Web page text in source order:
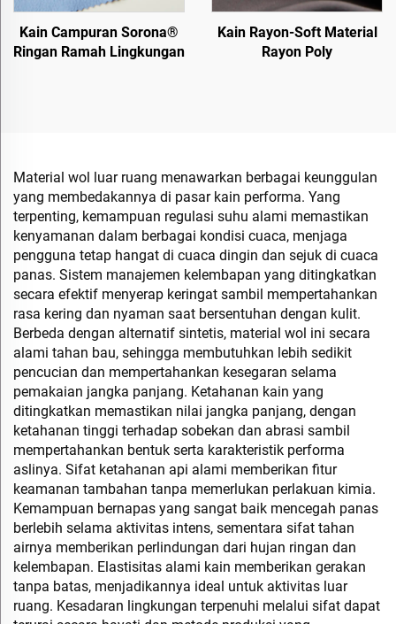
Kain Campuran Sorona®
Ringan Ramah Lingkungan
Kain Rayon-Soft Material
Rayon Poly
Material wol luar ruang menawarkan berbagai keunggulan
yang membedakannya di pasar kain performa. Yang
terpenting, kemampuan regulasi suhu alami memastikan
kenyamanan dalam berbagai kondisi cuaca, menjaga
pengguna tetap hangat di cuaca dingin dan sejuk di cuaca
panas. Sistem manajemen kelembapan yang ditingkatkan
secara efektif menyerap keringat sambil mempertahankan
rasa kering dan nyaman saat bersentuhan dengan kulit.
Berbeda dengan alternatif sintetis, material wol ini secara
alami tahan bau, sehingga membutuhkan lebih sedikit
pencucian dan mempertahankan kesegaran selama
pemakaian jangka panjang. Ketahanan kain yang
ditingkatkan memastikan nilai jangka panjang, dengan
ketahanan tinggi terhadap sobekan dan abrasi sambil
mempertahankan bentuk serta karakteristik performa
aslinya. Sifat ketahanan api alami memberikan fitur
keamanan tambahan tanpa memerlukan perlakuan kimia.
Kemampuan bernapas yang sangat baik mencegah panas
berlebih selama aktivitas intens, sementara sifat tahan
airnya memberikan perlindungan dari hujan ringan dan
kelembapan. Elastisitas alami kain memberikan gerakan
tanpa batas, menjadikannya ideal untuk aktivitas luar
ruang. Kesadaran lingkungan terpenuhi melalui sifat dapat